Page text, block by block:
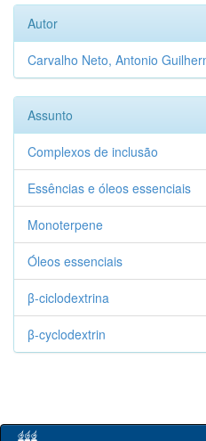
Autor
Carvalho Neto, Antonio
Assunto
Complexos de inclusão
Essências e óleos essenciais
Monoterpene
Óleos essenciais
β-ciclodextrina
β-cyclodextrin